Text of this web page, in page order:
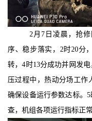
2月7日凌晨，抢
序、稳步落实， 2时20分，
转，4时13分成功并网发
压过程中，热动分场工作
确保设备运行参数达标。
查，机组各项运行指标正